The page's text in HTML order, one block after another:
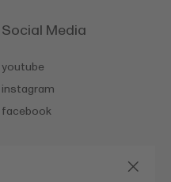
Social Media
youtube
instagram
facebook